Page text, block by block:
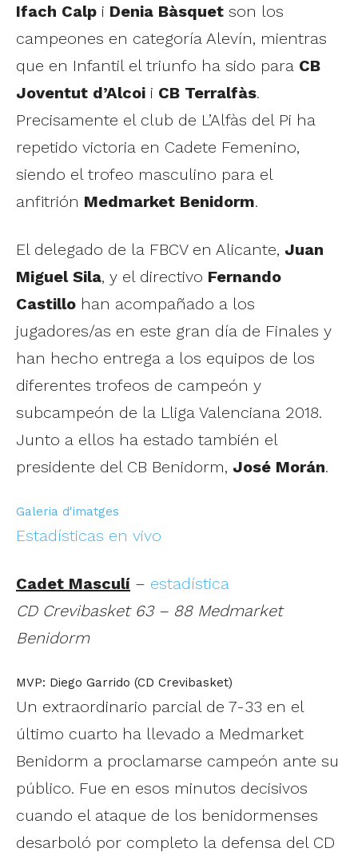
Ifach Calp i Denia Bàsquet son los
campeones en categoría Alevín, mientras
que en Infantil el triunfo ha sido para CB
Joventut d’Alcoi i CB Terralfàs.
Precisamente el club de L’Alfàs del Pi ha
repetido victoria en Cadete Femenino,
siendo el trofeo masculino para el
anfitrión Medmarket Benidorm.
El delegado de la FBCV en Alicante, Juan
Miguel Sila, y el directivo Fernando
Castillo han acompañado a los
jugadores/as en este gran día de Finales y
han hecho entrega a los equipos de los
diferentes trofeos de campeón y
subcampeón de la Lliga Valenciana 2018.
Junto a ellos ha estado también el
presidente del CB Benidorm, José Morán.
Galeria d'imatges
Estadísticas en vivo
Cadet Masculí – estadística
CD Crevibasket 63 – 88 Medmarket
Benidorm
MVP: Diego Garrido (CD Crevibasket)
Un extraordinario parcial de 7-33 en el
último cuarto ha llevado a Medmarket
Benidorm a proclamarse campeón ante su
público. Fue en esos minutos decisivos
cuando el ataque de los benidormenses
desarboló por completo la defensa del CD